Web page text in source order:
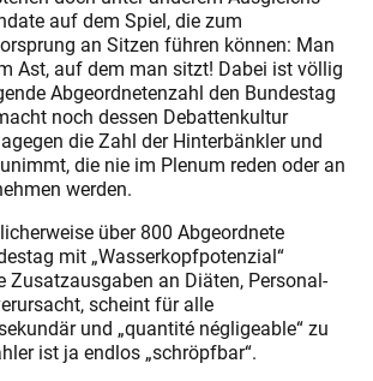
auf dem Spiel, die zum
an Sitzen führen können: Man
Ast, auf dem man sitzt! Dabei ist völlig
Abgeordnetenzahl den Bundestag
noch dessen Debattenkultur
die Zahl der Hinterbänkler und
die nie im Plenum reden oder an
werden.
über 800 Abgeordnete
mit „Wasserkopfpotenzial“
Zusatzausgaben an Diäten, Personal-
scheint für alle
und „quantité négligeable“ zu
ist ja endlos „schröpfbar“.